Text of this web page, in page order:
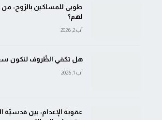
طوبى للمساكين بالرّوح: من
لهم؟
آب 2, 2026
هل تكفي الظّروف لنكون
آب 1, 2026
عقوبة الإعدام: بين قدسيّة